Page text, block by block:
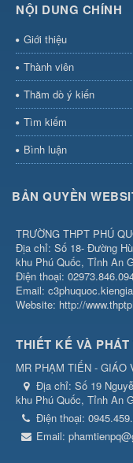
NỘI DUNG CHÍNH
Giới thiệu
Thành viên
Thăm dò ý kiến
Tìm kiếm
Bình luận
BẢN QUYỀN
TRƯỜNG THPT PHÚ
Địa chỉ: Số 18- Đường
khu Phú Quốc, Tỉnh An
Điện thoại:
Email:
Website: http://
THIẾT KẾ VÀ
MR PHẠM TIẾN - GIÁO
Địa chỉ: Số 19
khu Phú Quốc, Tỉnh An
Điện thoại:
Email: